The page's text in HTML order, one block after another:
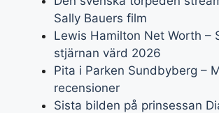
Sally Bauers film
Lewis Hamilton Net Worth –
stjärnan värd 2026
Pita i Parken Sundbyberg –
recensioner
Sista bilden på prinsessan